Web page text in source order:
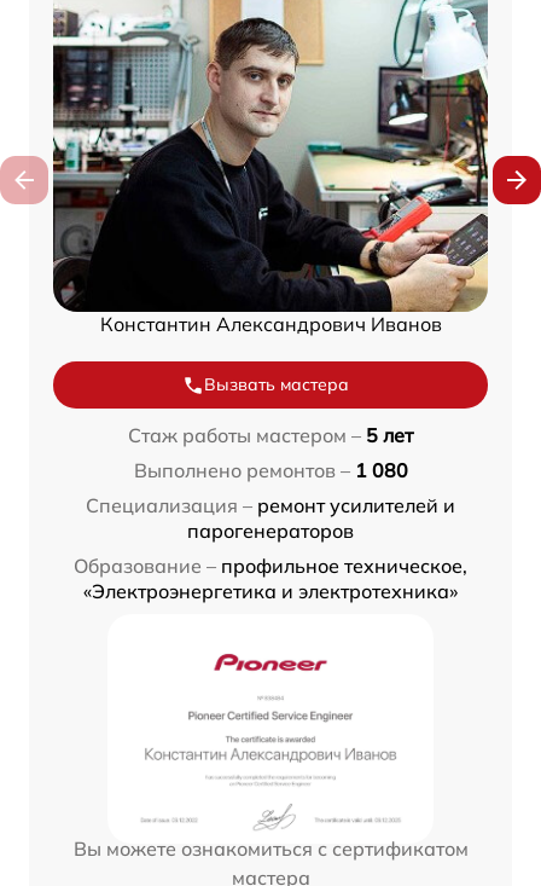
Константин Александрович Иванов
Вызвать мастера
Стаж работы мастером – 5 лет
Выполнено ремонтов – 1 080
Специализация – ремонт усилителей и
парогенераторов
Образование – профильное техническое,
«Электроэнергетика и электротехника»
Вы можете ознакомиться с сертификатом
мастера